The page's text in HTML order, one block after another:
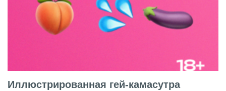
Иллюстрированная гей-камасутра